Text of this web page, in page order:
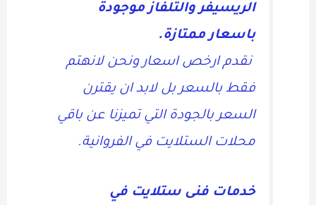
الريسيفر والتلفاز موجودة
باسعار ممتازة.
نقدم ارخص اسعار ونحن لانهتم
فقط بالسعر بل لابد ان يقترن
السعر بالجودة التي تميزنا عن باقي
محلات الستلايت في الفروانية.
خدمات فنى ستلايت في